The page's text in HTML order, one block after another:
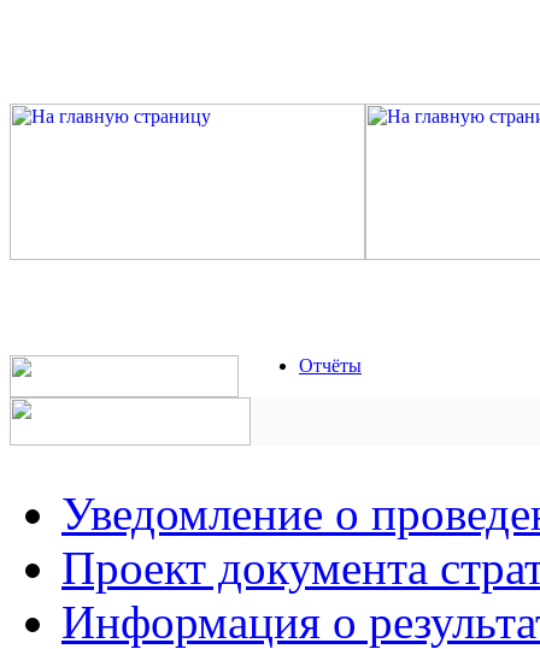
Отчёты
Уведомление о
Проект документа
Информация о